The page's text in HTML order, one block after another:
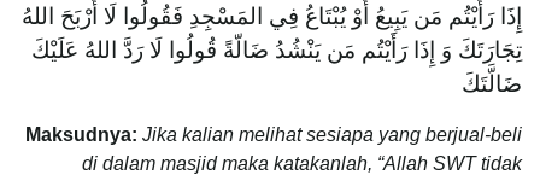
إِذَا رَأَيْتُم مَن يَبِيعُ أَوْ يُبْتَاعُ فِي المَسْجِدِ فَقُولُوا لَا أَرْبَحَ اللهُ
تِجَارَتَكَ وَ إِذَا رَأَيْتُم مَن يَنْشُدُ ضَالّةً قُولُوا لَا رَدَّ اللهُ عَلَيْكَ
ضَالَّتَكَ
Maksudnya: Jika kalian melihat sesiapa yang berjual-beli
di dalam masjid maka katakanlah, “Allah SWT tidak